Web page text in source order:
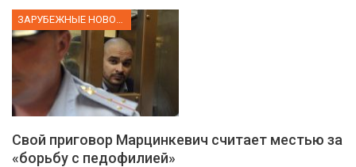
ЗАРУБЕЖНЫЕ НОВОСТИ
Свой приговор Марцинкевич считает местью за
«борьбу с педофилией»